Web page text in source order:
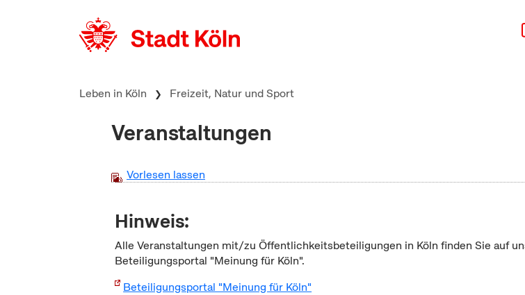
Leben in Köln Freizeit, Natur und Sport
Veranstaltungen
Vorlesen lassen
Hinweis:
Alle Veranstaltungen mit/zu Öffentlichkeitsbeteiligungen in Köln finden Sie auf
Beteiligungsportal "Meinung für Köln".
Beteiligungsportal "Meinung für Köln"